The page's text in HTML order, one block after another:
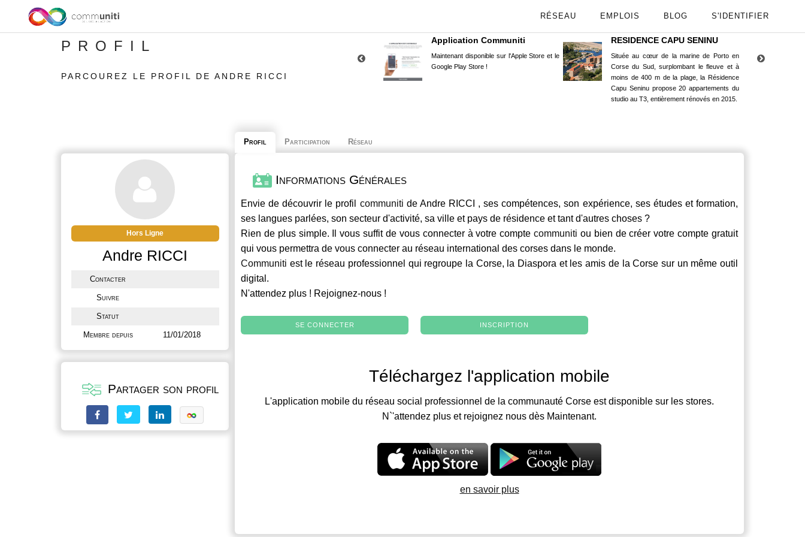
RÉSEAU EMPLOIS BLOG S'IDENTIFIER
PROFIL
PARCOUREZ LE PROFIL DE ANDRE RICCI
Application Communiti
Maintenant disponible sur l'Apple Store et le
Google Play Store !
RESIDENCE CAPU SENINU
Située au cœur de la marine de Porto en
Corse du Sud, surplombant le fleuve et à
moins de 400 m de la plage, la Résidence
Capu Seninu propose 20 appartements du
studio au T3, entièrement rénovés en 2015.
Hors Ligne
Andre RICCI
Contacter
Suivre
Statut
Membre depuis 11/01/2018
Partager son profil
Profil Participation Réseau
Informations Générales
Envie de découvrir le profil communiti de Andre RICCI , ses compétences, son expérience, ses études et formation,
ses langues parlées, son secteur d'activité, sa ville et pays de résidence et tant d'autres choses ?
Rien de plus simple. Il vous suffit de vous connecter à votre comptecommuniti ou bien de créer votre compte gratuit
qui vous permettra de vous connecter au réseau international des corses dans le monde.
Communiti est le réseau professionnel qui regroupe la Corse, la Diaspora et les amis de la Corse sur un même outil
digital.
N'attendez plus ! Rejoignez-nous !
SE CONNECTER INSCRIPTION
Téléchargez l'application mobile
L'application mobile du réseau social professionnel de la communauté Corse est disponible sur les stores.
N`'attendez plus et rejoignez nous dès Maintenant.
en savoir plus